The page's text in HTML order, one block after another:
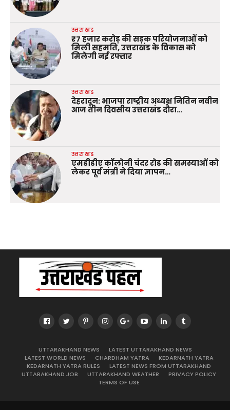
उत्तराखंड
₹7 हजार करोड़ की सड़क परियोजनाओं को
मिली सहमति, उत्तराखंड के विकास को
मिलेगी नई रफ्तार
उत्तराखंड
देहरादून: भाजपा राष्ट्रीय अध्यक्ष नितिन नवीन
आज तीन दिवसीय उत्तराखंड दौरा…
उत्तराखंड
एमडीडीए कॉलोनी चंदर रोड की समस्याओं को
लेकर पूर्व मंत्री ने दिया ज्ञापन…
UTTARAKHAND NEWS
LATEST UTTARAKHAND NEWS
LATEST WORLD NEWS
CHARDHAM YATRA
KEDARNATH YATRA
KEDARNATH YATRA RULES
LATEST NEWS FROM UTTARAKHAND
UTTARAKHAND JOB
UTTARAKHAND WEATHER
PRIVACY POLICY
TERMS OF USE